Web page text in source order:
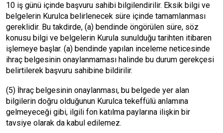
10 iş günü içinde başvuru sahibi bilgilendirilir. Eksik bilgi ve
belgelerin Kurulca belirlenecek süre içinde tamamlanması
gereklidir. Bu takdirde, (a) bendinde öngörülen süre, söz
konusu bilgi ve belgelerin Kurula sunulduğu tarihten itibaren
işlemeye başlar. (a) bendinde yapılan inceleme neticesinde
ihraç belgesinin onaylanmaması halinde bu durum gerekçesi
belirtilerek başvuru sahibine bildirilir.
(5) İhraç belgesinin onaylanması, bu belgede yer alan
bilgilerin doğru olduğunun Kurulca tekeffülü anlamına
gelmeyeceği gibi, ilgili fon katılma paylarına ilişkin bir
tavsiye olarak da kabul edilemez.